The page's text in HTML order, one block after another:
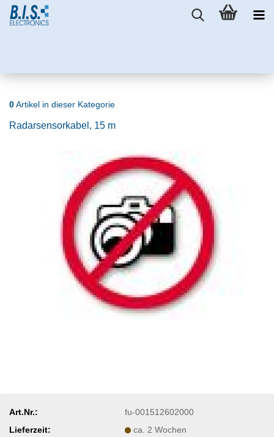
0Artikel in dieser Kategorie
Radarsensorkabel, 15 m
Art.Nr.:
fu-001512602000
Lieferzeit:
ca. 2 Wochen